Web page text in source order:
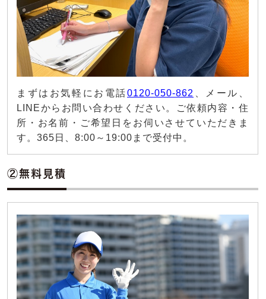
まずはお気軽にお電話0120-050-862
、メール、
LINEからお問い合わせください。ご依頼内容・住
所・お名前・ご希望日をお伺いさせていただきま
す。365日、8:00～19:00まで受付中。
②無料見積